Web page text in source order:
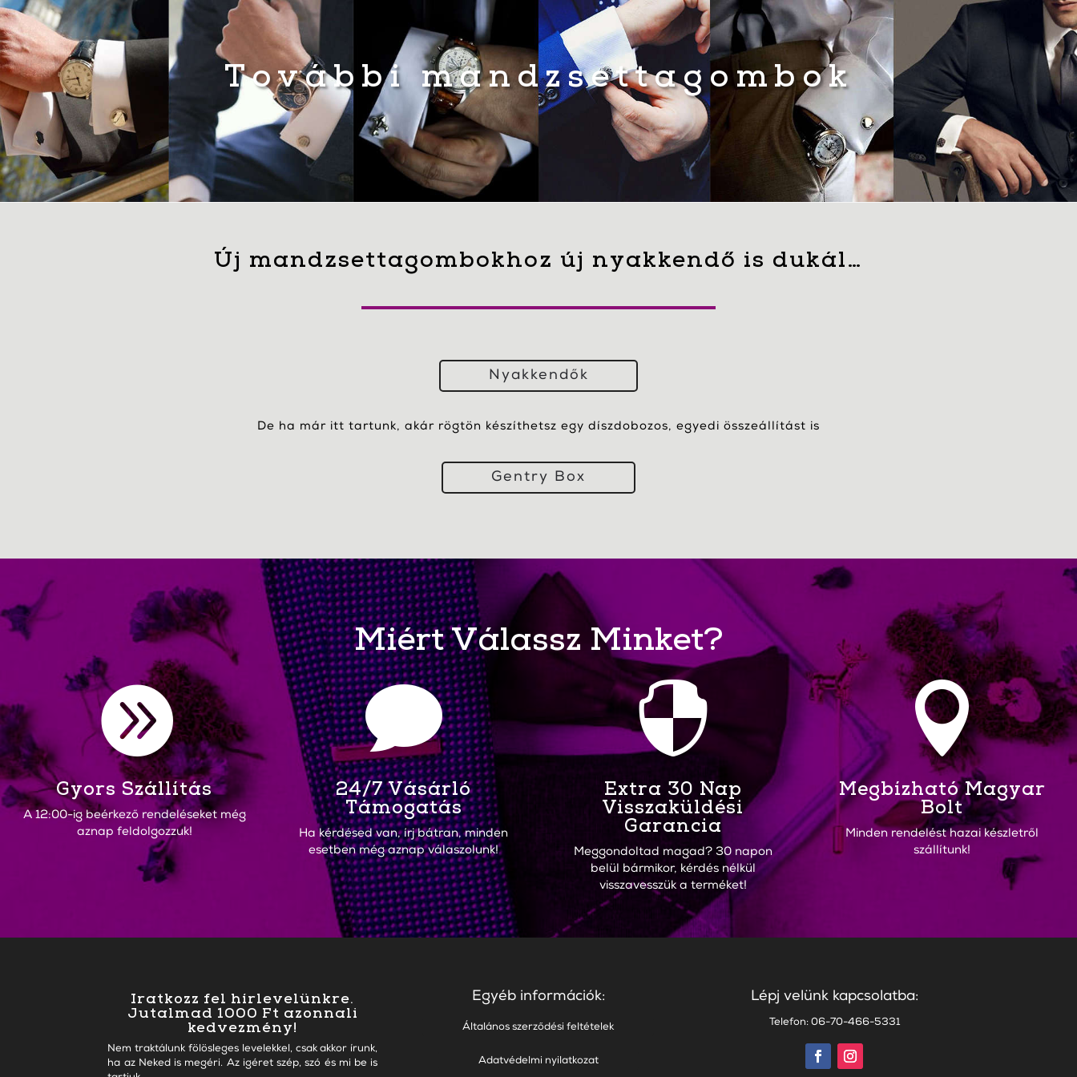
További mandzsettagombok
Új mandzsettagombokhoz új nyakkendő is dukál…
Nyakkendők
De ha már itt tartunk, akár rögtön készíthetsz egy díszdobozos, egyedi összeállítást is
Gentry Box
Miért Válassz Minket?

Gyors Szállítás
A 12:00-ig beérkező rendeléseket még
aznap feldolgozzuk!

24/7 Vásárló
Támogatás
Ha kérdésed van, írj bátran, minden
esetben még aznap válaszolunk!

Extra 30 Nap
Visszaküldési
Garancia
Meggondoltad magad? 30 napon
belül bármikor, kérdés nélkül
visszavesszük a terméket!

Megbízható Magyar
Bolt
Minden rendelést hazai készletről
szállítunk!
Iratkozz fel hírlevelünkre.
Jutalmad 1000 Ft azonnali
kedvezmény!
Nem traktálunk fölösleges levelekkel, csak akkor írunk,
ha az Neked is megéri. Az igéret szép, szó és mi be is
Egyéb információk:
Általános szerződési feltételek
Adatvédelmi nyilatkozat
Lépj velünk kapcsolatba:
Telefon: 06-70-466-5331